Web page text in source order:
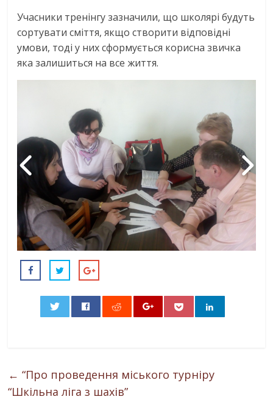
Учасники тренінгу зазначили, що школярі будуть
сортувати сміття, якщо створити відповідні
умови, тоді у них сформується корисна звичка
яка залишиться на все життя.
← “Про проведення міського турніру
“Шкільна ліга з шахів”